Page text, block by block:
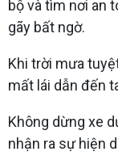
bộ và tìm nơi an
gãy bất ngờ.
Khi trời mưa
mất lái dẫn đến
Không dừng xe
nhận ra sự hiện